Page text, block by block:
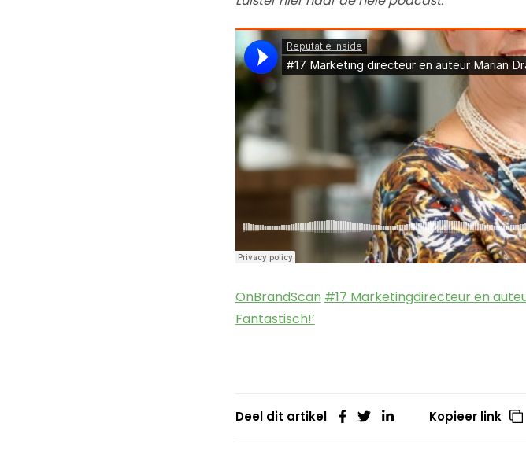
OnBrandScan #17 Marketingdirecteur en
Fantastisch!’
Deel dit artikel Kopieer link